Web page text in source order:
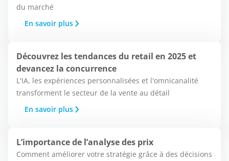
du marché
En savoir plus
Découvrez les tendances du retail en 2025 et
devancez la concurrence
L'IA, les expériences personnalisées et l'omnicanalité
transforment le secteur de la vente au détail
En savoir plus
L’importance de l’analyse des prix
Comment améliorer votre stratégie grâce à des décisions